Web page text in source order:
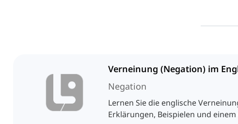
Verneinung (Negation) im
Negation
Lernen Sie die englische
Erklärungen, Beispielen und